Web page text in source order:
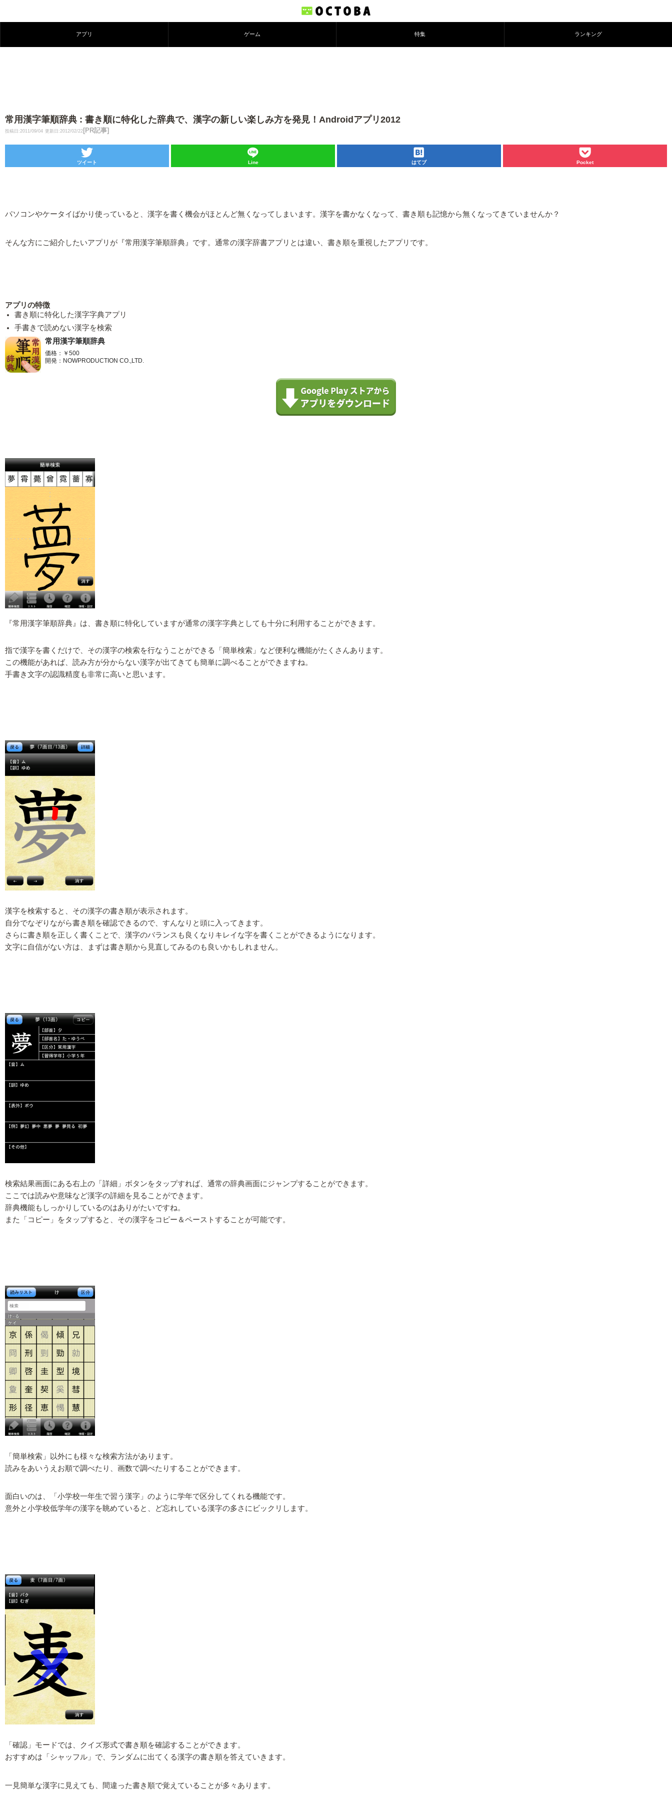
アプリ ゲーム 特集 ランキング
常用漢字筆順辞典 : 書き順に特化した辞典で、漢字の新しい楽しみ方を発見！Androidアプリ2012
投稿日:2011/09/04 更新日:2012/02/22 [PR記事]
ツイート Line はてブ Pocket
パソコンやケータイばかり使っていると、漢字を書く機会がほとんど無くなってしまいます。漢字を書かなくなって、書き順も記憶から無くなってきていませんか？
そんな方にご紹介したいアプリが『常用漢字筆順辞典』です。通常の漢字辞書アプリとは違い、書き順を重視したアプリです。
アプリの特徴
書き順に特化した漢字字典アプリ
手書きで読めない漢字を検索
常用漢字筆順辞典
価格：￥500
開発：NOWPRODUCTION CO.,LTD.
『常用漢字筆順辞典』は、書き順に特化していますが通常の漢字字典としても十分に利用することができます。
指で漢字を書くだけで、その漢字の検索を行なうことができる「簡単検索」など便利な機能がたくさんあります。
この機能があれば、読み方が分からない漢字が出てきても簡単に調べることができますね。
手書き文字の認識精度も非常に高いと思います。
漢字を検索すると、その漢字の書き順が表示されます。
自分でなぞりながら書き順を確認できるので、すんなりと頭に入ってきます。
さらに書き順を正しく書くことで、漢字のバランスも良くなりキレイな字を書くことができるようになります。
文字に自信がない方は、まずは書き順から見直してみるのも良いかもしれません。
検索結果画面にある右上の「詳細」ボタンをタップすれば、通常の辞典画面にジャンプすることができます。
ここでは読みや意味など漢字の詳細を見ることができます。
辞典機能もしっかりしているのはありがたいですね。
また「コピー」をタップすると、その漢字をコピー＆ペーストすることが可能です。
「簡単検索」以外にも様々な検索方法があります。
読みをあいうえお順で調べたり、画数で調べたりすることができます。
面白いのは、「小学校一年生で習う漢字」のように学年で区分してくれる機能です。
意外と小学校低学年の漢字を眺めていると、ど忘れしている漢字の多さにビックリします。
「確認」モードでは、クイズ形式で書き順を確認することができます。
おすすめは「シャッフル」で、ランダムに出てくる漢字の書き順を答えていきます。
一見簡単な漢字に見えても、間違った書き順で覚えていることが多々あります。